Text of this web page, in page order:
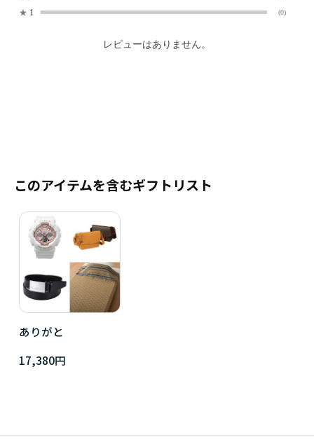
★ 1 (0)
レビューはありません。
このアイテムを含むギフトリスト
ありがと
17,380円